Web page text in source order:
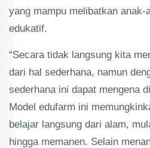
yang mampu melibatkan anak-
edukatif.
“Secara tidak langsung kita
dari hal sederhana, namun
sederhana ini dapat mengena
Model edufarm ini
belajar langsung dari alam,
hingga memanen. Selain